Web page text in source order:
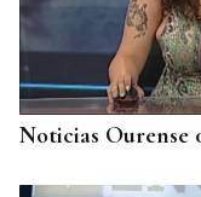
Noticias Ourense